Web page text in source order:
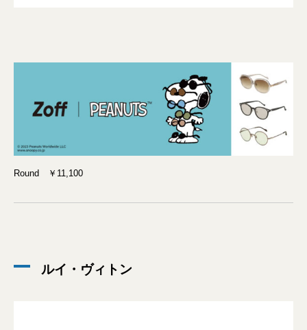
Round ￥11,100
ルイ・ヴィトン